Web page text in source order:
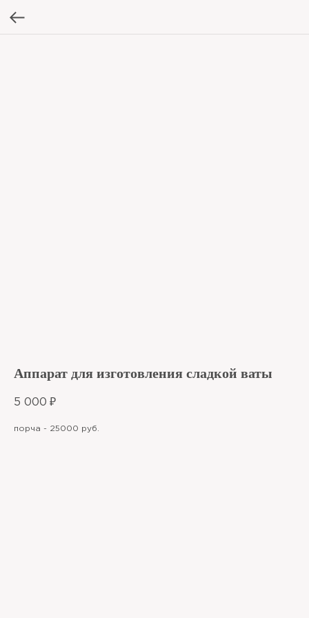
Аппарат для изготовления сладкой ваты
5 000 ₽
порча - 25000 руб.